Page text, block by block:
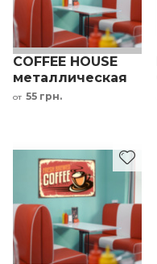
COFFEE HOUSE
металлическая
табличка для
от 55 грн.